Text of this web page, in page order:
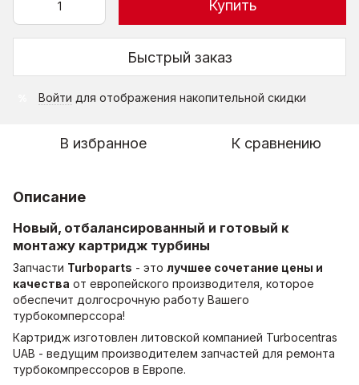
Купить
Быстрый заказ
Войти для отображения накопительной скидки
В избранное К сравнению
Описание
Новый, отбалансированный и готовый к
монтажу картридж турбины
Запчасти Turboparts - это лучшее сочетание цены и
качества от европейского производителя, которое
обеспечит долгосрочную работу Вашего
турбокомперссора!
Картридж изготовлен литовской компанией Turboсentras
UAB - ведущим производителем запчастей для ремонта
турбокомпрессоров в Европе.